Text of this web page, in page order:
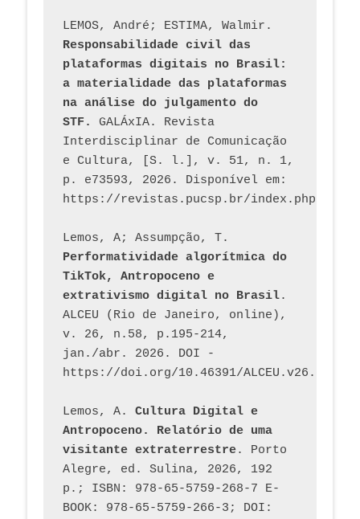
Responsabilidade civil das
plataformas digitais no Brasil:
a materialidade das plataformas
na análise do julgamento do
STF.
GALÁxIA. Revista
Interdisciplinar de Comunicação
e Cultura, [S. l.], v. 51, n. 1,
p. e73593, 2026. Disponível em:
Performatividade algorítmica do
TikTok, Antropoceno e
extrativismo digital no Brasil.
ALCEU (Rio de Janeiro, online),
v. 26, n.58, p.195-214,
jan./abr. 2026. DOI -
https://doi.org/10.46391/
Lemos, A. Cultura Digital e
Antropoceno. Relatório de uma
visitante extraterrestre. Porto
Alegre, ed. Sulina, 2026, 192
p.; ISBN: 978-65-5759-268-7 E-
BOOK: 978-65-5759-266-3; DOI: